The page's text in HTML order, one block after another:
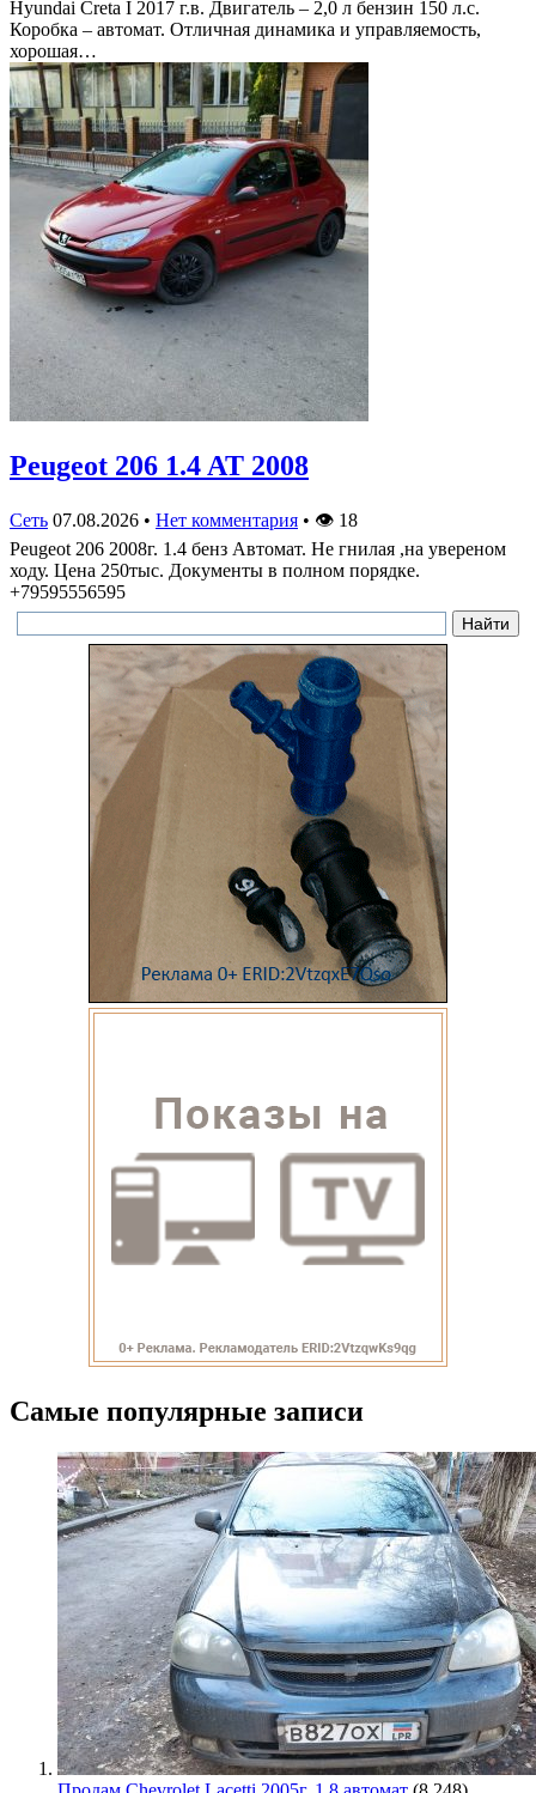
Hyundai Creta I 2017 г.в. Двигатель – 2,0 л бензин 150 л.с.
Коробка – автомат. Отличная динамика и управляемость,
хорошая…
Peugeot 206 1.4 AT 2008
Сеть 07.08.2026 • Нет комментария • 👁 18
Peugeot 206 2008г. 1.4 бенз Автомат. Не гнилая ,на увереном
ходу. Цена 250тыс. Документы в полном порядке.
+79595556595
Самые популярные записи